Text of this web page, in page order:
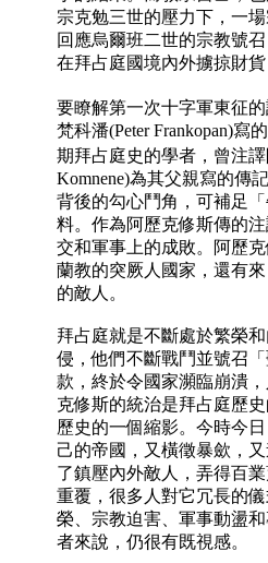
宗克勉三世的壓力下，一
回應烏爾班二世的宗教號
在拜占庭國境內外擄掠財
要瞭解第一次十字軍東征
梵科潘(Peter Frankopan)
期拜占庭史的學者，曾注
Komnene)為其父親寫的傳
背後的勾心鬥角，可補足
料。作為阿歷克修斯傳的
交和軍事上的成敗。阿歷
蘭教的突厥人國家，還有
的敵人。
拜占庭就是不斷處於繁榮
侵，他們不斷戰鬥並號召
款，終於令國家瀕臨崩潰
克修斯的統治是拜占庭歷
歷史的一個縮影。今時今
己的帝國，又橫徵暴歛，
了鎮壓內外敵人，弄得百
重覆，很多人對它冗長的
榮、宗教迫害、軍事動盪
者來說，仍很有既視感。